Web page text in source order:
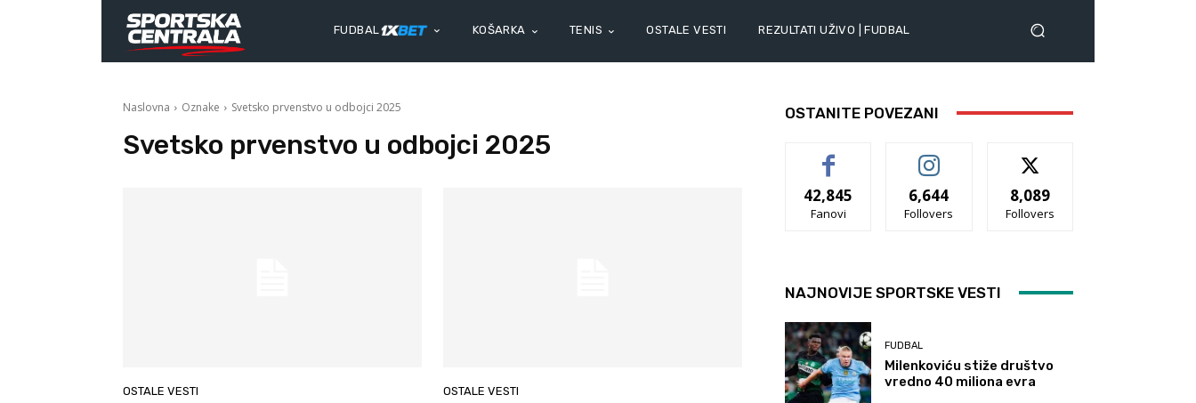
FUDBAL KOŠARKA TENIS OSTALE VESTI REZULTATI UŽIVO | FUDBAL
Naslovna Oznake Svetsko prvenstvo u odbojci 2025
Svetsko prvenstvo u odbojci 2025
OSTALE VESTI OSTALE VESTI
OSTANITE POVEZANI
42,845
Fanovi
6,644
Follovers
8,089
Follovers
NAJNOVIJE SPORTSKE VESTI
FUDBAL
Milenkoviću stiže društvo
vredno 40 miliona evra